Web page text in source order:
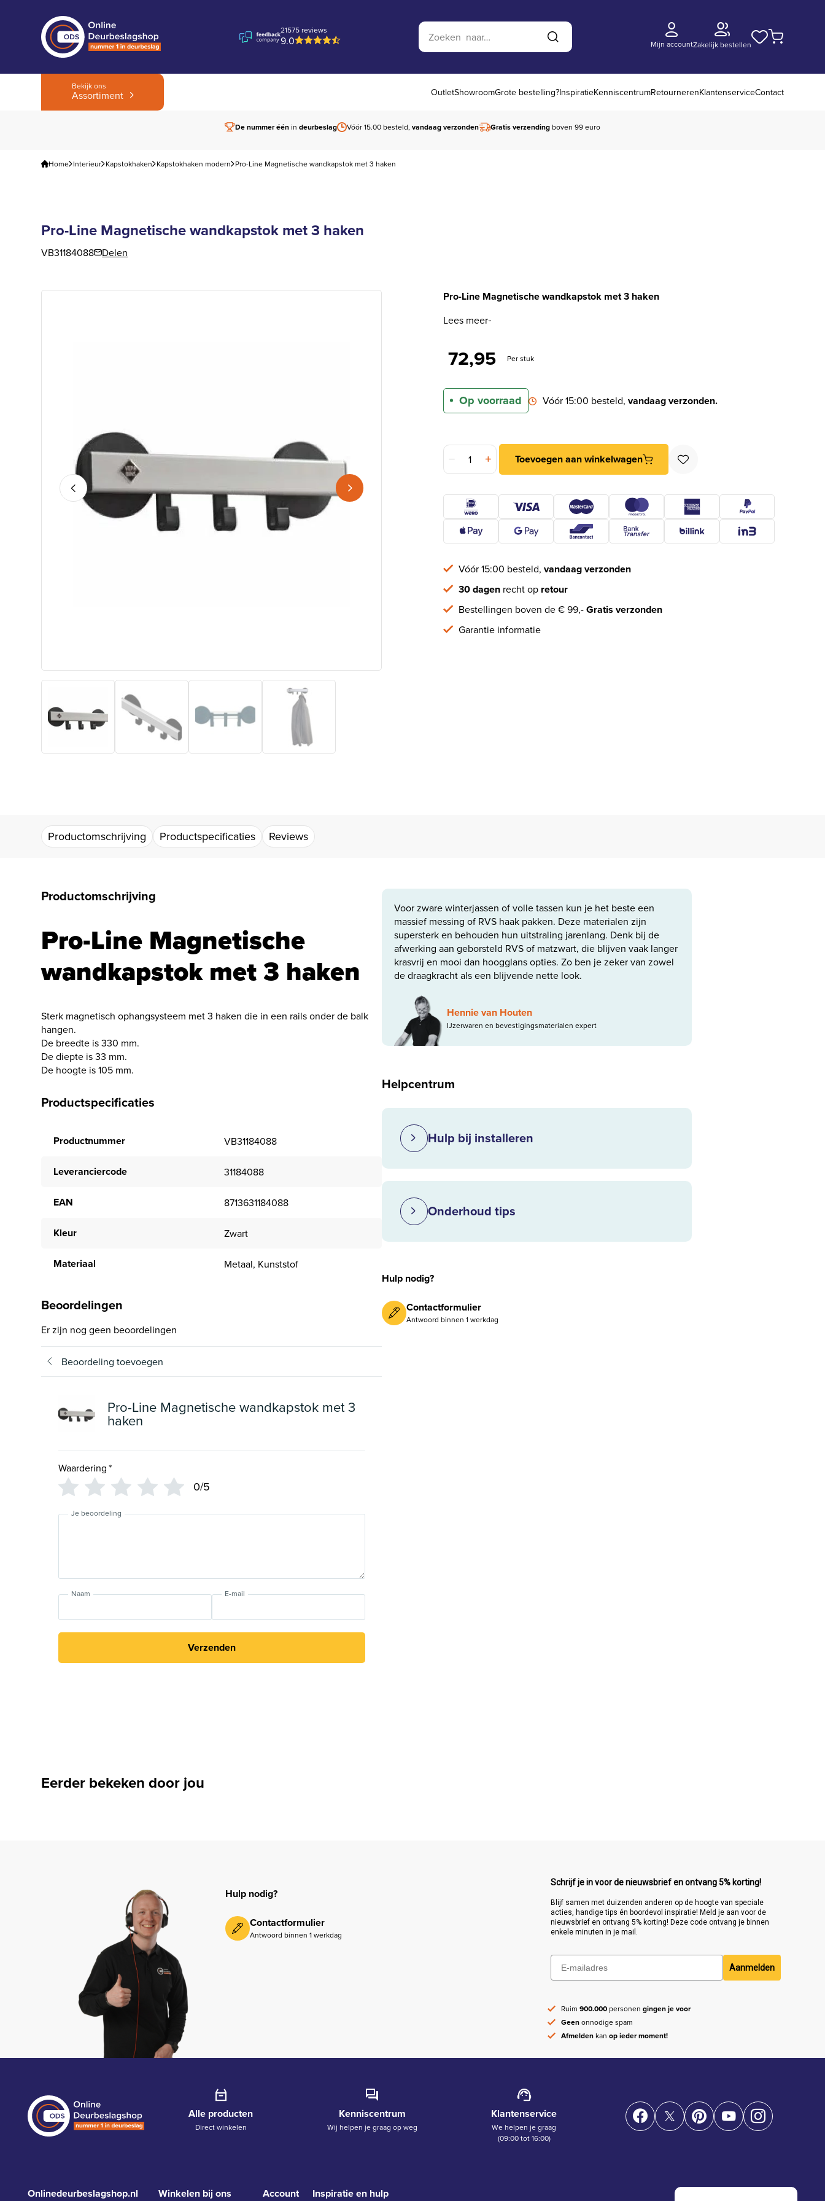
21575 reviews
9.0
Zoek op website
Zoeken
Mijn accountZakelijk bestellen
Bekijk ons
Assortiment OutletShowroomGrote bestelling?InspiratieKenniscentrumRetournerenKlantenserviceContact
De nummer éénin deurbeslag Vóór 15.00 besteld, vandaag verzonden Gratis verzendingboven 99 euro
Home Interieur Kapstokhaken Kapstokhaken modern Pro-Line Magnetische wandkapstok met 3 haken
Pro-Line Magnetische wandkapstok met 3 haken
VB31184088 Delen
Pro-Line Magnetische wandkapstok met 3 haken
Lees meer
72,95 Per stuk
Op voorraad Vóór 15:00 besteld, vandaag verzonden.
Pro-Line Magnetische wandkapstok met 3 haken aantal
Toevoegen aan winkelwagen
Vóór 15:00 besteld, vandaag verzonden
30 dagen recht op retour
Bestellingen boven de € 99,-Gratis verzonden
Garantie informatie
Productomschrijving Productspecificaties Reviews
Productomschrijving
Pro-Line Magnetische
wandkapstok met 3 haken
Sterk magnetisch ophangsysteem met 3 haken die in een rails onder de balk
hangen.
De breedte is 330 mm.
De diepte is 33 mm.
De hoogte is 105 mm.
Productspecificaties
Productnummer VB31184088
Leveranciercode 31184088
EAN 8713631184088
Kleur Zwart
Materiaal Metaal, Kunststof
Beoordelingen
Er zijn nog geen beoordelingen
Beoordeling toevoegen
Pro-Line Magnetische wandkapstok met 3
haken
Waardering*
0/5
Je beoordeling
Naam E-mail
Verzenden
Voor zware winterjassen of volle tassen kun je het beste een
massief messing of RVS haak pakken. Deze materialen zijn
supersterk en behouden hun uitstraling jarenlang. Denk bij de
afwerking aan geborsteld RVS of matzwart, die blijven vaak langer
krasvrij en mooi dan hoogglans opties. Zo ben je zeker van zowel
de draagkracht als een blijvende nette look.
Hennie van Houten
IJzerwaren en bevestigingsmaterialen expert
Helpcentrum
Hulp bij installeren
Onderhoud tips
Hulp nodig?
Contactformulier
Antwoord binnen 1 werkdag
Eerder bekeken door jou
Hulp nodig?
Contactformulier
Antwoord binnen 1 werkdag
Schrijf je in voor de nieuwsbrief en ontvang 5% korting!
Blijf samen met duizenden anderen op de hoogte van speciale
acties, handige tips én boordevol inspiratie! Meld je aan voor de
nieuwsbrief en ontvang 5% korting! Deze code ontvang je binnen
enkele minuten in je mail.
Aanmelden
Ruim 900.000personen gingen je voor
Geenonnodige spam
Afmeldenkan op ieder moment!
Alle producten
Direct winkelen
Kenniscentrum
Wij helpen je graag op weg
Klantenservice
We helpen je graag
(09:00 tot 16:00)
Onlinedeurbeslagshop.nl Winkelen bij ons Account Inspiratie en hulp